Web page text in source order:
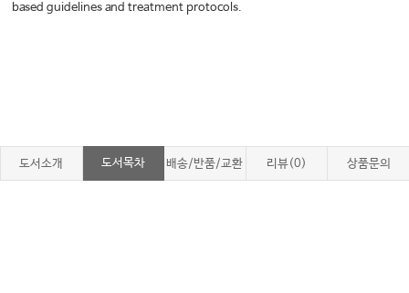
based guidelines and treatment protocols.
도서소개 도서목차 배송/반품/교환 리뷰(0) 상품문의